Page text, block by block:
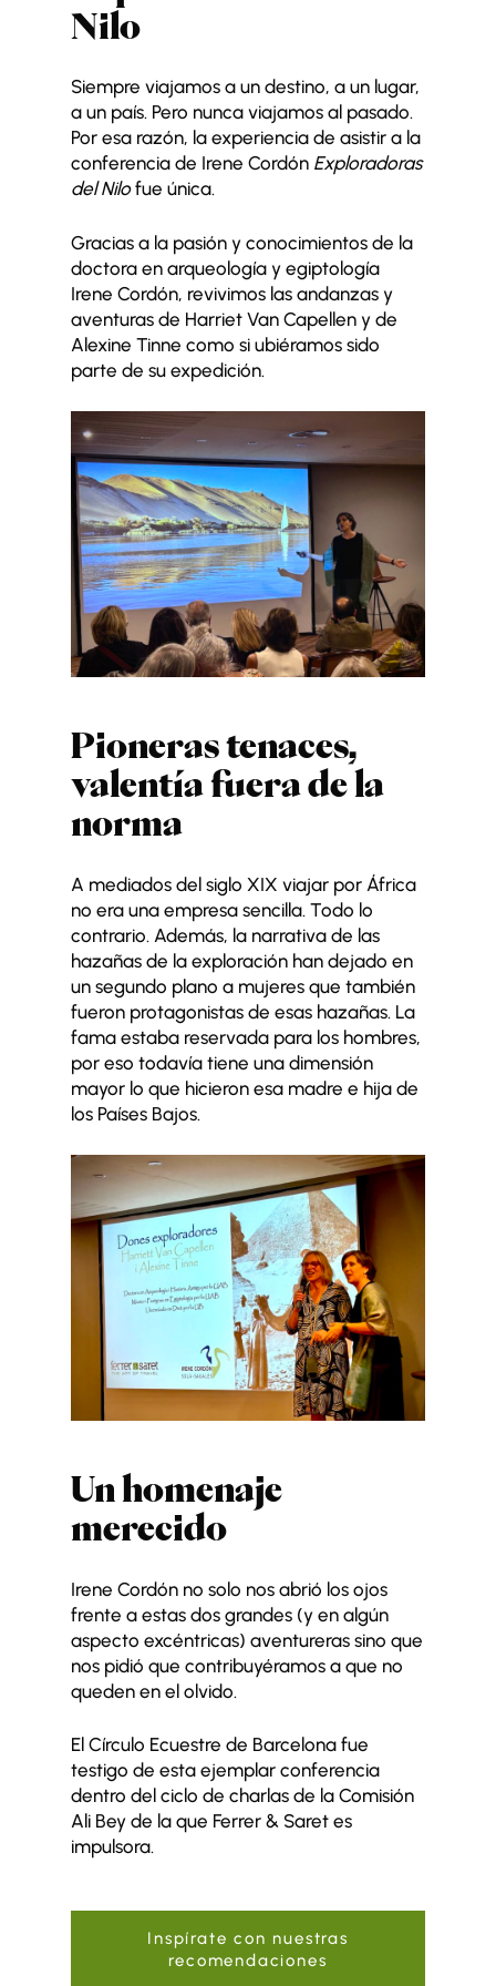
Nilo
Siempre viajamos a un destino, a un lugar,
a un país. Pero nunca viajamos al pasado.
Por esa razón, la experiencia de asistir a la
conferencia de Irene Cordón Exploradoras
del Nilofue única.
Gracias a la pasión y conocimientos de la
doctora en arqueología y egiptología
Irene Cordón, revivimos las andanzas y
aventuras de Harriet Van Capellen y de
Alexine Tinne como si ubiéramos sido
parte de su expedición.
Pioneras tenaces,
valentía fuera de la
norma
A mediados del siglo XIX viajar por África
no era una empresa sencilla. Todo lo
contrario. Además, la narrativa de las
hazañas de la exploración han dejado en
un segundo plano a mujeres que también
fueron protagonistas de esas hazañas. La
fama estaba reservada para los hombres,
por eso todavía tiene una dimensión
mayor lo que hicieron esa madre e hija de
los Países Bajos.
Un homenaje
merecido
Irene Cordón no solo nos abrió los ojos
frente a estas dos grandes (y en algún
aspecto excéntricas) aventureras sino que
nos pidió que contribuyéramos a que no
queden en el olvido.
El Círculo Ecuestre de Barcelona fue
testigo de esta ejemplar conferencia
dentro del ciclo de charlas de la Comisión
Ali Bey de la que Ferrer & Saret es
impulsora.
Inspírate con nuestras
recomendaciones